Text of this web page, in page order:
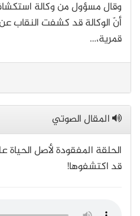
أنّ الوكالة قد كشفت
قمرية،…
المقال الصوتي
الحلقة المفقودة لأصل الحياة
قد اكتشفوها!